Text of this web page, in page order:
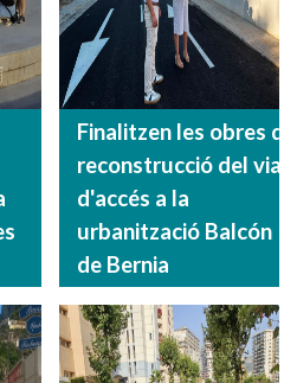
Finalitzen les obres de
reconstrucció del vial
d'accés a la
urbanització Balcón
de Bernia